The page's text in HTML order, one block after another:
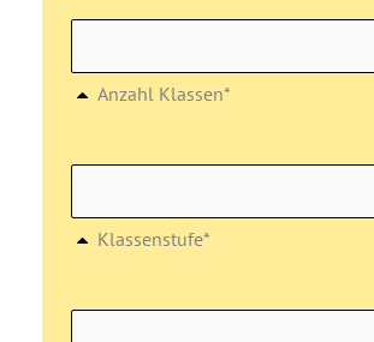
Anzahl Klassen*
Klassenstufe*